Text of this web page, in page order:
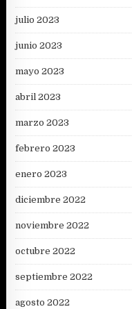
julio 2023
junio 2023
mayo 2023
abril 2023
marzo 2023
febrero 2023
enero 2023
diciembre 2022
noviembre 2022
octubre 2022
septiembre 2022
agosto 2022